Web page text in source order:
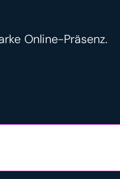
Online-Präsenz.